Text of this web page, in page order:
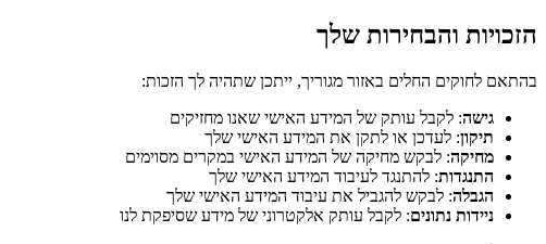
הזכויות והבחירות שלך
בהתאם לחוקים החלים באזור מגוריך, ייתכן שתהיה לך הזכות:
גישה: לקבל עותק של המידע האישי שאנו מחזיקים
תיקון: לעדכן או לתקן את המידע האישי שלך
מחיקה: לבקש מחיקה של המידע האישי במקרים מסוימים
התנגדות: להתנגד לעיבוד המידע האישי שלך
הגבלה: לבקש להגביל את עיבוד המידע האישי שלך
ניידות נתונים: לקבל עותק אלקטרוני של מידע שסיפקת לנו